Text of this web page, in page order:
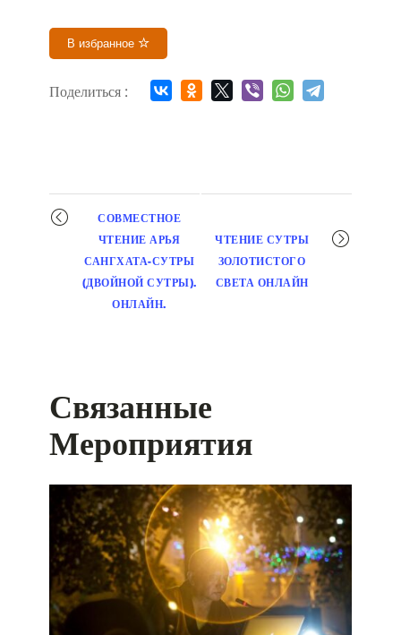
В избранное
Поделиться :
Мероприятие
навигация
СОВМЕСТНОЕ
ЧТЕНИЕ АРЬЯ
САНГХАТА-СУТРЫ
(ДВОЙНОЙ СУТРЫ).
ОНЛАЙН.
ЧТЕНИЕ СУТРЫ
ЗОЛОТИСТОГО
СВЕТА ОНЛАЙН
Связанные
Мероприятия